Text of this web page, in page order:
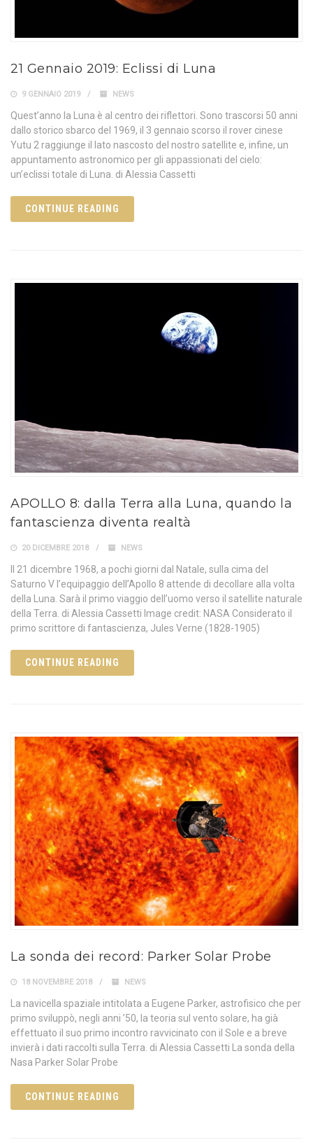
21 Gennaio 2019: Eclissi di Luna
9 GENNAIO 2019 NEWS
Quest’anno la Luna è al centro dei riflettori. Sono trascorsi 50 anni
dallo storico sbarco del 1969, il 3 gennaio scorso il rover cinese
Yutu 2 raggiunge il lato nascosto del nostro satellite e, infine, un
appuntamento astronomico per gli appassionati del cielo:
un’eclissi totale di Luna. di Alessia Cassetti
CONTINUE READING
APOLLO 8: dalla Terra alla Luna, quando la
fantascienza diventa realtà
20 DICEMBRE 2018 NEWS
Il 21 dicembre 1968, a pochi giorni dal Natale, sulla cima del
Saturno V l’equipaggio dell’Apollo 8 attende di decollare alla volta
della Luna. Sarà il primo viaggio dell’uomo verso il satellite naturale
della Terra. di Alessia Cassetti Image credit: NASA Considerato il
primo scrittore di fantascienza, Jules Verne (1828-1905)
CONTINUE READING
La sonda dei record: Parker Solar Probe
18 NOVEMBRE 2018 NEWS
La navicella spaziale intitolata a Eugene Parker, astrofisico che per
primo sviluppò, negli anni ’50, la teoria sul vento solare, ha già
effettuato il suo primo incontro ravvicinato con il Sole e a breve
invierà i dati raccolti sulla Terra. di Alessia Cassetti La sonda della
Nasa Parker Solar Probe
CONTINUE READING